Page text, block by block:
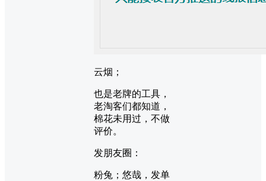
云烟；
也是老牌的工具，
老淘客们都知道，
棉花未用过，不做
评价。
发朋友圈：
粉兔；悠哉，发单